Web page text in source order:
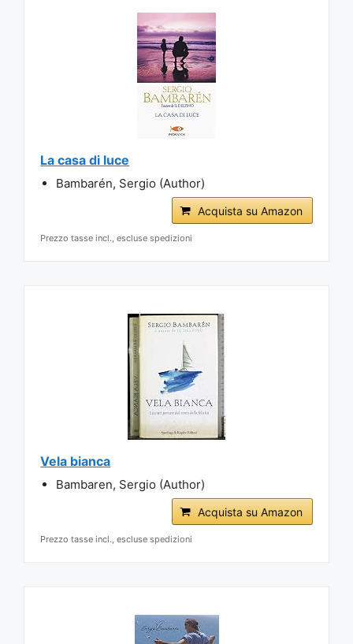
La casa di luce
Bambarén, Sergio (Author)
Acquista su Amazon
Prezzo tasse incl., escluse spedizioni
Vela bianca
Bambaren, Sergio (Author)
Acquista su Amazon
Prezzo tasse incl., escluse spedizioni